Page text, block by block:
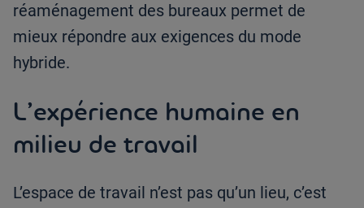
réaménagement des bureaux permet de
mieux répondre aux exigences du mode
hybride.
L’expérience humaine en
milieu de travail
L’espace de travail n’est pas qu’un lieu, c’est